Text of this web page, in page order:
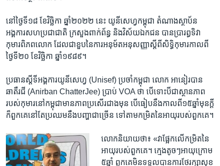
នៅ​ថ្ងៃ​ទី​១៨ ខែ​វិច្ឆិកា ឆ្នាំ​២០២២​ នេះ ​យូនីសេហ្វ​កម្ពុជា​ តំណាង​ស្ថាប័ន​
អង្គការ​សហប្រជាជាតិ ក្រសួង​ពាក់ព័ន្ធ​ និង​វិស័យ​ឯកជន​ បាន​ប្រារព្ធទិវា​
កុមារ​ពិភព​លោក ​ដែល​ជា​ខួប​នៃ​ការ​អនុម័ត​អនុសញ្ញា​ស្តីពី​សិទ្ធិ​កុមារ​កាលពី
ថ្ងៃទី២០ ខែវិច្ឆិកា ឆ្នាំ១៩៨៩។
ប្រធាន​ស្តីទីអង្គការ​យូនីសេហ្វ​ (Unisef) ប្រចាំ​កម្ពុជា លោក ​អានៀរបាន
ឆាតឺរជី (Anirban ChatterJee) ប្រាប់ VOA ថា បើ​ទោះបី​ជាស្ថាន​ភាព​
របស់​កុមារនៅ​កម្ពុជា​មាន​ភាព​ប្រសើរ​ជាង​មុន​ បើ​ធៀប​នឹង​កាលពី​១៥​ឆ្នាំមុនក្តី
ក៏ពួកគេ​នៅ​តែប្រឈម​នឹង​បញ្ហា​ជាច្រើន ទៅតាម​កម្រិត​នៃ​អាយុ​របស់​ពួក​គេ។
លោក​និយាយ​ថា៖ ​«វា​ផ្អែក​លើ​កម្រិត​នៃ​
អាយុ​របស់​ពួកគេ។ ក្មេង​តូចៗអាយុ​ក្រោម​
៥​ឆ្នាំ ពួកគេមិនទទួល​បាន​ការ​ថែរក្សា​សុខ​